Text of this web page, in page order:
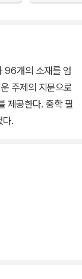
96개의 소재를 엄
주제의 지문으로
제공한다. 중학 필
다.